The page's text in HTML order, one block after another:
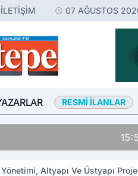
İLETIŞIM 07 AĞUSTOS
RESMI İLANLAR
Oğlunu Öldüren Zanlı İle
Yönetimi, Altyapı Ve Üstyapı